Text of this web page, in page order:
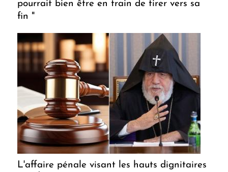
pourrait bien être en train de tirer vers sa
fin "
L'affaire pénale visant les hauts dignitaires